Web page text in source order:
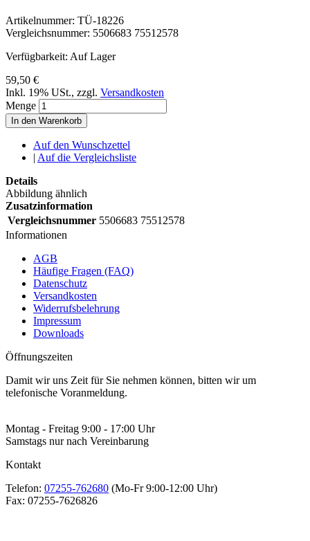
Artikelnummer: TÜ-18226
Vergleichsnummer: 5506683 75512578
Verfügbarkeit: Auf Lager
59,50 €
Inkl. 19% USt., zzgl. Versandkosten
Menge
In den Warenkorb
Auf den Wunschzettel
| Auf die Vergleichsliste
Details
Abbildung ähnlich
Zusatzinformation
Vergleichsnummer 5506683 75512578
Informationen
AGB
Häufige Fragen (FAQ)
Datenschutz
Versandkosten
Widerrufsbelehrung
Impressum
Downloads
Öffnungszeiten
Damit wir uns Zeit für Sie nehmen können, bitten wir um
telefonische Voranmeldung.
Montag - Freitag 9:00 - 17:00 Uhr
Samstags nur nach Vereinbarung
Kontakt
Telefon: 07255-762680 (Mo-Fr 9:00-12:00 Uhr)
Fax: 07255-7626826